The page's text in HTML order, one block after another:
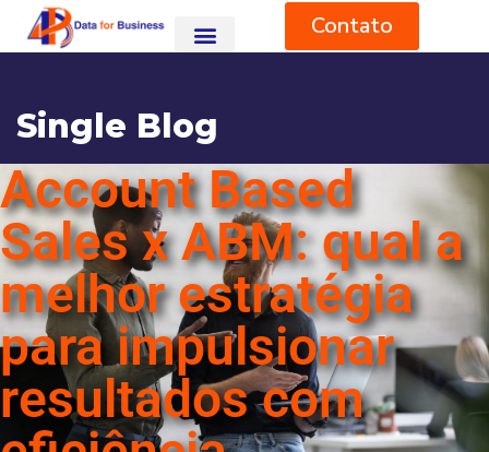
Contato
Single Blog
HOME BLOG
RISK & COMPLIANCE
ACCOUNT BASED SALES X ABM: QUAL A MELHOR ESTRATÉGIA
PARA IMPULSIONAR RESULTADOS COM EFICIÊNCIA OPERACIONAL?
Account Based
Sales x ABM: qual a
melhor estratégia
para impulsionar
resultados com